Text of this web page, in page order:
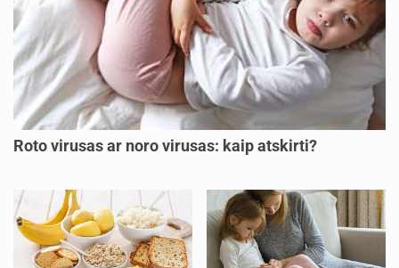
Roto virusas ar noro virusas: kaip atskirti?